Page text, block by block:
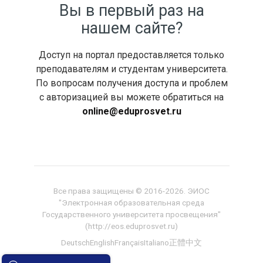
Вы в первый раз на
нашем сайте?
Доступ на портал предоставляется только
преподавателям и студентам университета.
По вопросам получения доступа и проблем
с авторизацией вы можете обратиться на
online@eduprosvet.ru
Все права защищены ©️ 2016-2026. ЭИОС
"Электронная образовательная среда
Государственного университета просвещения"
(http://eos.eduprosvet.ru)
DeutschEnglishFrançaisItaliano正體中文